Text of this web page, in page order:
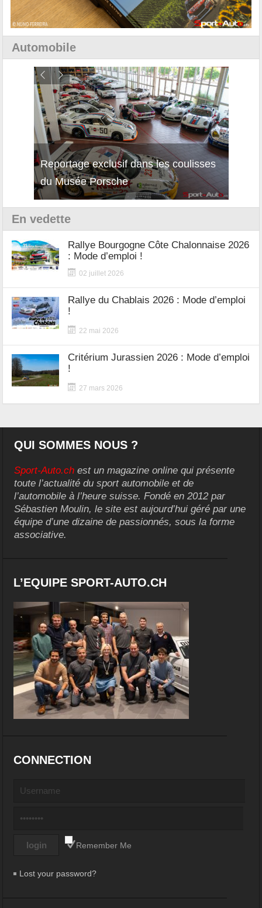
Automobile
Reportage exclusif dans les coulisses
du Musée Porsche
En vedette
Rallye Bourgogne Côte Chalonnaise 2026
: Mode d’emploi !
02 juillet 2026
Rallye du Chablais 2026 : Mode d’emploi
!
22 mai 2026
Critérium Jurassien 2026 : Mode d’emploi
!
27 mars 2026
QUI SOMMES NOUS ?
Sport-Auto.ch est un magazine online qui présente
toute l’actualité du sport automobile et de
l’automobile à l’heure suisse. Fondé en 2012 par
Sébastien Moulin, le site est aujourd’hui géré par une
équipe d’une dizaine de passionnés, sous la forme
associative.
L’EQUIPE SPORT-AUTO.CH
CONNECTION
Remember Me
Lost your password?